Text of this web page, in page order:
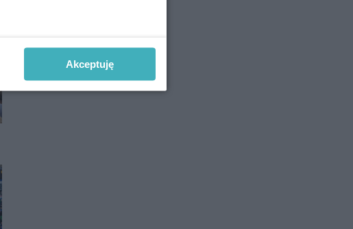
Akceptuję